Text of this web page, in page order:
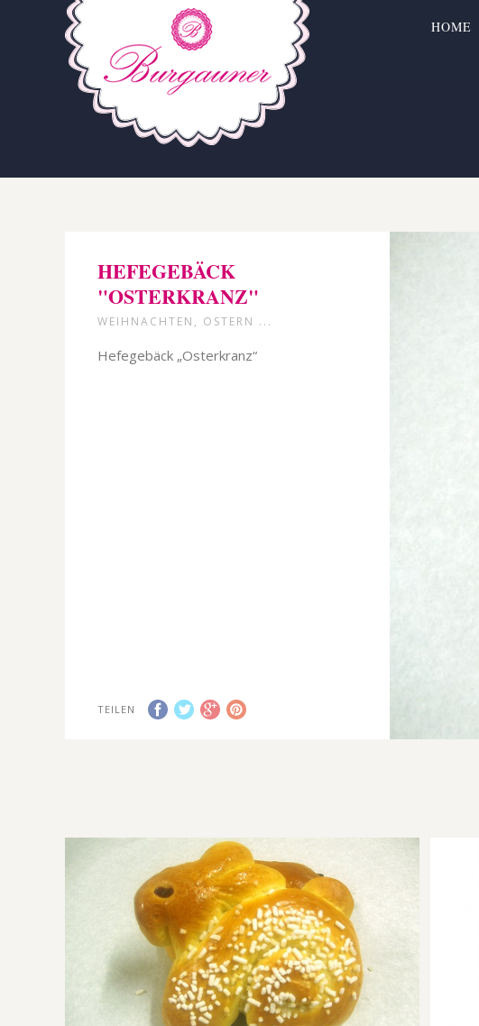
HOME
HEFEGEBÄCK
"OSTERKRANZ"
WEIHNACHTEN, OSTERN ...
Hefegebäck „Osterkranz“
TEILEN